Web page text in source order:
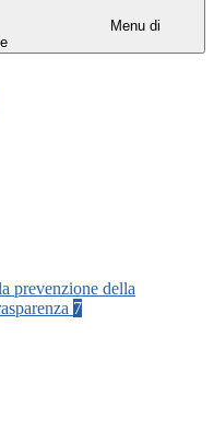
Menu di
prevenzione della
7